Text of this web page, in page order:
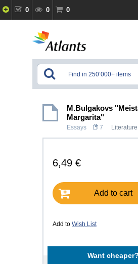
0 0 0
M.Bulgakovs
Margarita"
Essays 7 Literature
6,49 €
Add to cart
Add to Wish List
Want cheaper?